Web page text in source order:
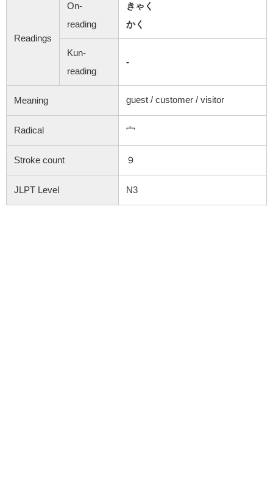
Readings
On-
reading
きゃく
かく
Kun-
reading
-
Meaning guest / customer / visitor
Radical 宀
Stroke count ９
JLPT Level N3